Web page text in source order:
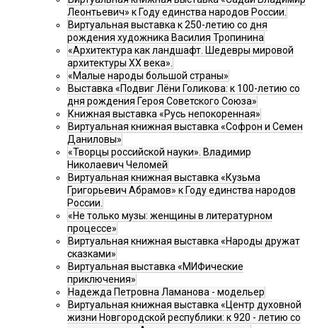
Леонтьевич» к Году единства народов России.
Виртуальная выставка к 250-летию со дня
рождения художника Василия Тропинина
«Архитектура как ландшафт. Шедевры мировой
архитектуры XX века».
«Малые народы большой страны»
Выставка «Подвиг Лёни Голикова: к 100-летию со
дня рождения Героя Советского Союза»
Книжная выставка «Русь непокоренная»
Виртуальная книжная выставка «Софрон и Семен
Даниловы»
«Творцы российской науки». Владимир
Николаевич Челомей
Виртуальная книжная выставка «Кузьма
Григорьевич Абрамов» к Году единства народов
России.
«Не только музы: женщины в литературном
процессе»
Виртуальная книжная выставка «Народы дружат
сказками»
Виртуальная выставка «МИФические
приключения»
Надежда Петровна Ламанова - модельер
Виртуальная книжная выставка «Центр духовной
жизни Новгородской республики: к 920 - летию со